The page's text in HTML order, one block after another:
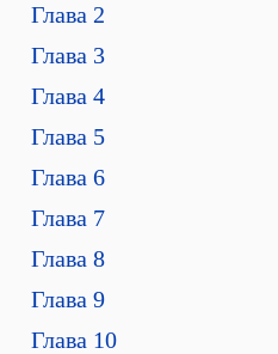
Глава 2
Глава 3
Глава 4
Глава 5
Глава 6
Глава 7
Глава 8
Глава 9
Глава 10